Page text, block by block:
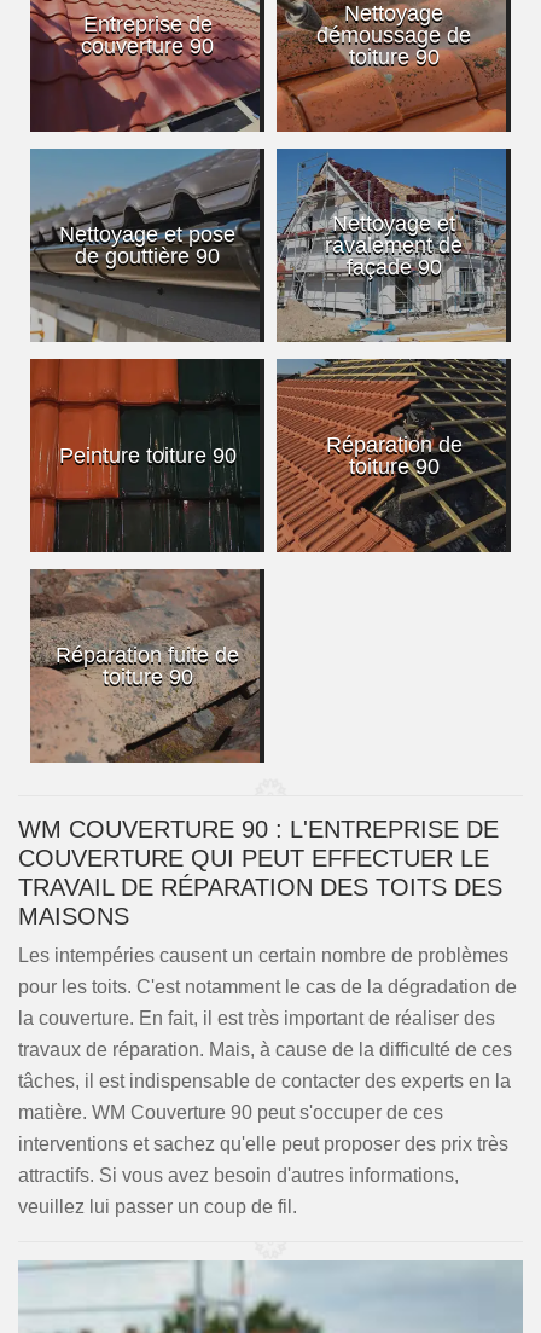
Entreprise de
couverture 90
Nettoyage
démoussage de
toiture 90
Nettoyage et pose
de gouttière 90
Nettoyage et
ravalement de
façade 90
Peinture toiture 90
Réparation de
toiture 90
Réparation fuite de
toiture 90
WM COUVERTURE 90 : L'ENTREPRISE DE
COUVERTURE QUI PEUT EFFECTUER LE
TRAVAIL DE RÉPARATION DES TOITS DES
MAISONS
Les intempéries causent un certain nombre de problèmes
pour les toits. C'est notamment le cas de la dégradation de
la couverture. En fait, il est très important de réaliser des
travaux de réparation. Mais, à cause de la difficulté de ces
tâches, il est indispensable de contacter des experts en la
matière. WM Couverture 90 peut s'occuper de ces
interventions et sachez qu'elle peut proposer des prix très
attractifs. Si vous avez besoin d'autres informations,
veuillez lui passer un coup de fil.